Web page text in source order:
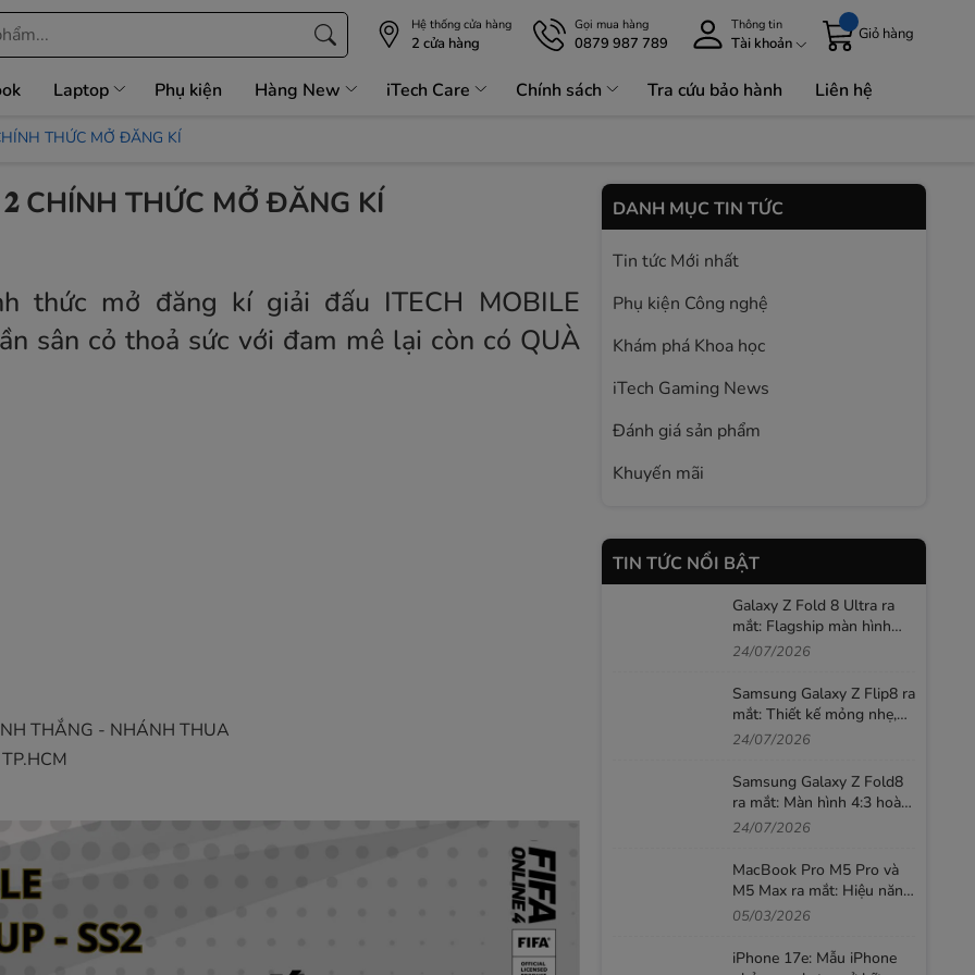
Hệ thống cửa hàng
2 cửa hàng
Gọi mua hàng
0879 987 789
Thông tin
Tài khoản
Giỏ hàng
Laptop Phụ kiện Hàng New iTech Care Chính sách Tra cứu bảo hành Liên hệ
THỨC MỞ ĐĂNG KÍ
THỨC MỞ ĐĂNG KÍ
thức mở đăng kí giải đấu ITECH MOBILE
sân cỏ thoả sức với đam mê lại còn có QUÀ
THẮNG - NHÁNH THUA
DANH MỤC TIN TỨC
Tin tức Mới nhất
Phụ kiện Công nghệ
Khám phá Khoa học
iTech Gaming News
Đánh giá sản phẩm
Khuyến mãi
TIN TỨC NỔI BẬT
Galaxy Z Fold 8 Ultra ra
mắt: Flagship màn hình
gập mạnh nhất của
triệu đồng
24/07/2026
Samsung Galaxy Z Flip8 ra
mắt: Thiết kế mỏng nhẹ,
màn hình ngoài lớn và AI
24/07/2026
Samsung Galaxy Z Fold8
ra mắt: Màn hình 4:3 hoàn
toàn mới, Galaxy AI thông
24/07/2026
MacBook Pro M5 Pro và
M5 Max ra mắt: Hiệu năng
AI mạnh hơn, SSD nhanh
05/03/2026
iPhone 17e: Mẫu iPhone